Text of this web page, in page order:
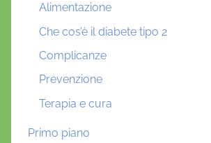
Alimentazione
Che cos’è il diabete tipo 2
Complicanze
Prevenzione
Terapia e cura
Primo piano